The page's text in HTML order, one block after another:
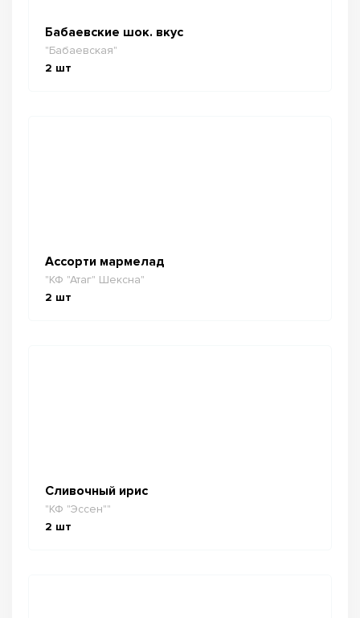
Бабаевские шок. вкус
"Бабаевская"
2 шт
Ассорти мармелад
"КФ "Атаг" Шексна"
2 шт
Сливочный ирис
"КФ "Эссен""
2 шт